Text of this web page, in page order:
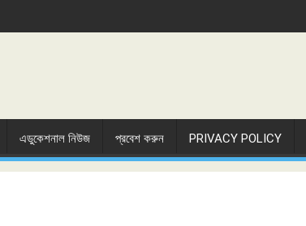
এডুকেশনাল নিউজ প্রবেশ করুন PRIVACY POLICY